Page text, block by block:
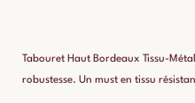
Tabouret Haut Bordeaux Tissu-
robustesse. Un must en tissu